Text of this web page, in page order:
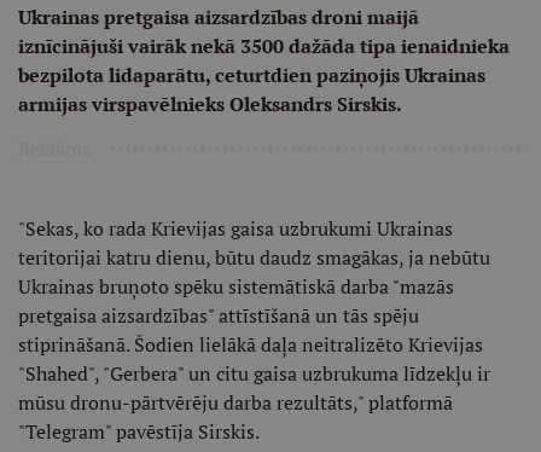
Ukrainas pretgaisa aizsardzības droni maijā
iznīcinājuši vairāk nekā 3500 dažāda tipa ienaidnieka
bezpilota lidaparātu, ceturtdien paziņojis Ukrainas
armijas virspavēlnieks Oleksandrs Sirskis.
"Sekas, ko rada Krievijas gaisa uzbrukumi Ukrainas
teritorijai katru dienu, būtu daudz smagākas, ja nebūtu
Ukrainas bruņoto spēku sistemātiskā darba "mazās
pretgaisa aizsardzības" attīstīšanā un tās spēju
stiprināšanā. Šodien lielākā daļa neitralizēto Krievijas
"Shahed", "Gerbera" un citu gaisa uzbrukuma līdzekļu ir
mūsu dronu-pārtvērēju darba rezultāts," platformā
"Telegram" pavēstīja Sirskis.